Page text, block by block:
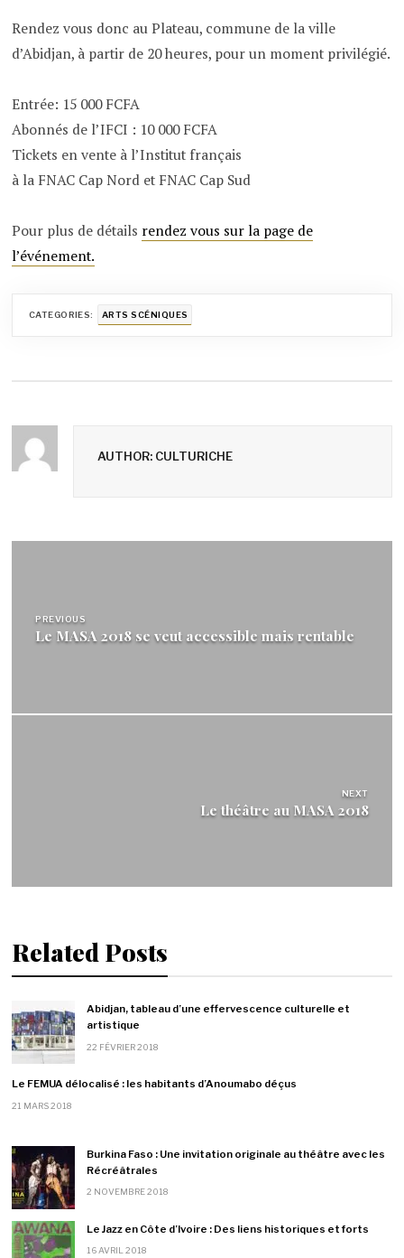
Rendez vous donc au Plateau, commune de la ville
d’Abidjan, à partir de 20 heures, pour un moment privilégié.
Entrée: 15 000 FCFA
Abonnés de l’IFCI : 10 000 FCFA
Tickets en vente à l’Institut français
à la FNAC Cap Nord et FNAC Cap Sud
Pour plus de détails rendez vous sur la page de
l’événement.
CATEGORIES: ARTS SCÉNIQUES
AUTHOR: CULTURICHE
l’article
PREVIOUS
Le MASA 2018 se veut accessible mais rentable
NEXT
Le théâtre au MASA 2018
Related Posts
Abidjan, tableau d’une effervescence culturelle et
artistique
22 FÉVRIER 2018
Le FEMUA délocalisé : les habitants d’Anoumabo déçus
21 MARS 2018
Burkina Faso : Une invitation originale au théâtre avec les
Récréâtrales
2 NOVEMBRE 2018
Le Jazz en Côte d’Ivoire : Des liens historiques et forts
16 AVRIL 2018